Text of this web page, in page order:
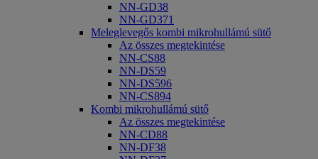
NN-GD38
NN-GD371
Meleglevegős kombi mikrohullámú sütő
Az összes megtekintése
NN-CS88
NN-DS59
NN-DS596
NN-CS894
Kombi mikrohullámú sütő
Az összes megtekintése
NN-CD88
NN-DF38